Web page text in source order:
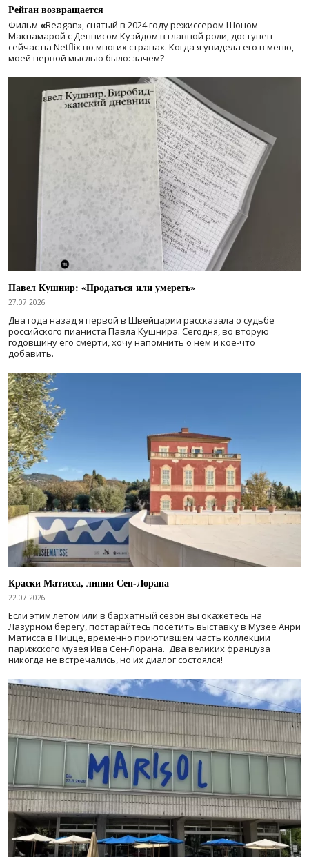
Рейган возвращается
Фильм «Reagan», снятый в 2024 годурежиссером Шоном
Макнамарой с Деннисом Куэйдом в главной роли, доступен
сейчас на Netflix во многих странах. Когда я увидела его в меню,
моей первой мыслью было: зачем?
Павел Кушнир: «Продаться или умереть»
27.07.2026
Два года назад я первой в Швейцарии рассказала о судьбе
российского пианиста Павла Кушнира. Сегодня, во вторую
годовщину его смерти, хочу напомнить о нем и кое-что
добавить.
Краски Матисса, линии Сен-Лорана
22.07.2026
Если этим летом или в бархатный сезон вы окажетесь на
Лазурном берегу, постарайтесь посетить выставку в Музее Анри
Матисса в Ницце, временно приютившем часть коллекции
парижского музея Ива Сен-Лорана. Два великих француза
никогда не встречались, но их диалог состоялся!